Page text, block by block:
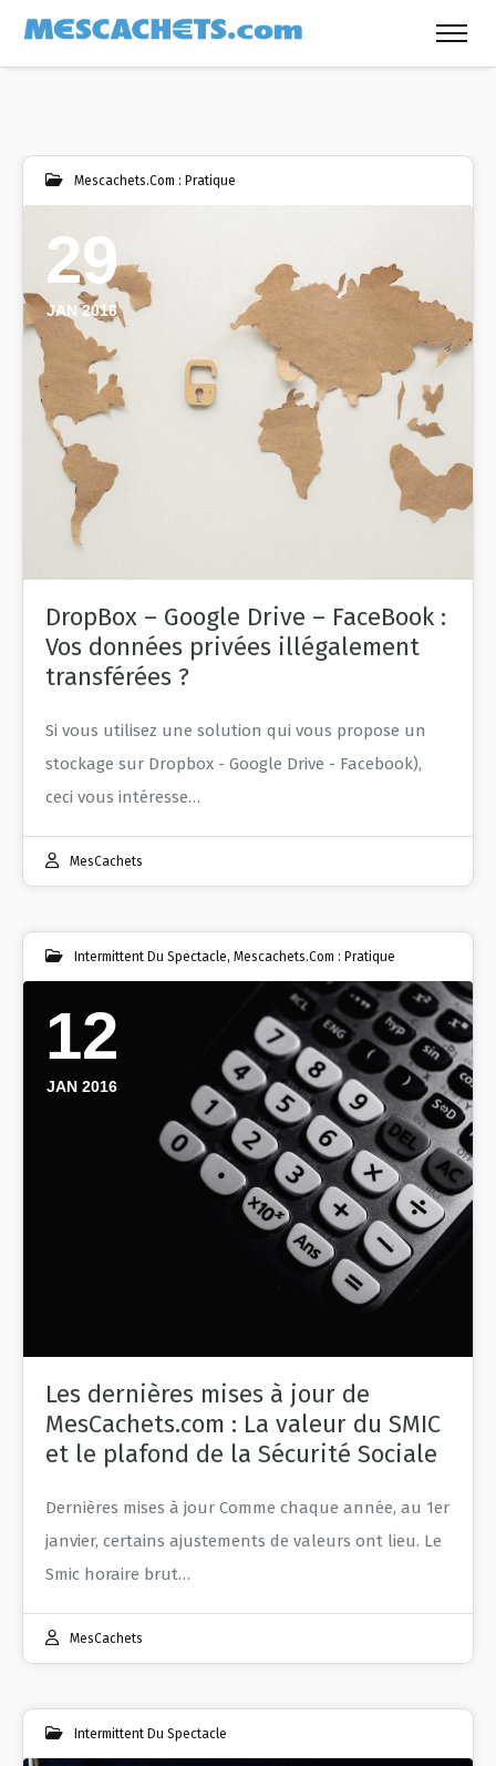
Mescachets.com : Pratique
29
JAN 2016
DropBox – Google Drive – FaceBook :
Vos données privées illégalement
transférées ?
Si vous utilisez une solution qui vous propose un
stockage sur Dropbox - Google Drive - Facebook),
ceci vous intéresse…
MesCachets
Intermittent Du Spectacle, Mescachets.com : Pratique
12
JAN 2016
Les dernières mises à jour de
MesCachets.com : La valeur du SMIC
et le plafond de la Sécurité Sociale
Dernières mises à jour Comme chaque année, au 1er
janvier, certains ajustements de valeurs ont lieu. Le
Smic horaire brut…
MesCachets
Intermittent Du Spectacle